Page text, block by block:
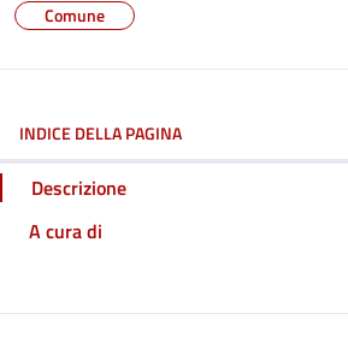
Comune
INDICE DELLA PAGINA
Descrizione
A cura di